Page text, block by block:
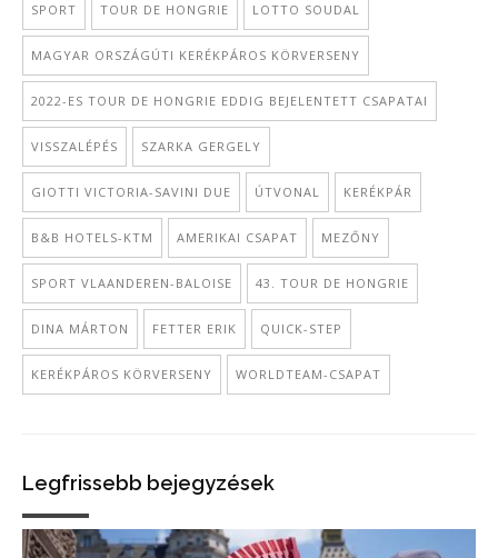
SPORT TOUR DE HONGRIE LOTTO SOUDAL
MAGYAR ORSZÁGÚTI KERÉKPÁROS KÖRVERSENY
2022-ES TOUR DE HONGRIE EDDIG BEJELENTETT CSAPATAI
VISSZALÉPÉS SZARKA GERGELY
GIOTTI VICTORIA-SAVINI DUE ÚTVONAL KERÉKPÁR
B&B HOTELS-KTM AMERIKAI CSAPAT MEZŐNY
SPORT VLAANDEREN-BALOISE 43. TOUR DE HONGRIE
DINA MÁRTON FETTER ERIK QUICK-STEP
KERÉKPÁROS KÖRVERSENY WORLDTEAM-CSAPAT
Legfrissebb bejegyzések